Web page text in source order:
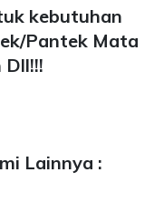
kebutuhan
Pantek Mata
Dll!!!
Lainnya :